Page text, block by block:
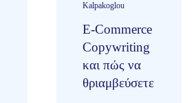
Kalpakoglou
E-Commerce
Copywriting
και πώς να
θριαμβεύσετε